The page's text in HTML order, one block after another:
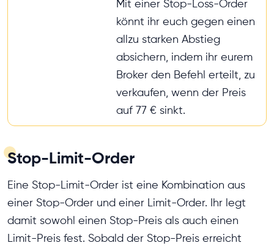
Mit einer Stop-Loss-Order
könnt ihr euch gegen einen
allzu starken Abstieg
absichern, indem ihr eurem
Broker den Befehl erteilt, zu
verkaufen, wenn der Preis
auf 77 € sinkt.
Stop-Limit-Order
Eine Stop-Limit-Order ist eine Kombination aus
einer Stop-Order und einer Limit-Order. Ihr legt
damit sowohl einen Stop-Preis als auch einen
Limit-Preis fest. Sobald der Stop-Preis erreicht